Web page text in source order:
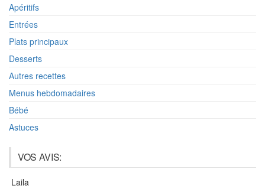
Apéritifs
Entrées
Plats principaux
Desserts
Autres recettes
Menus hebdomadaires
Bébé
Astuces
VOS AVIS:
Laila